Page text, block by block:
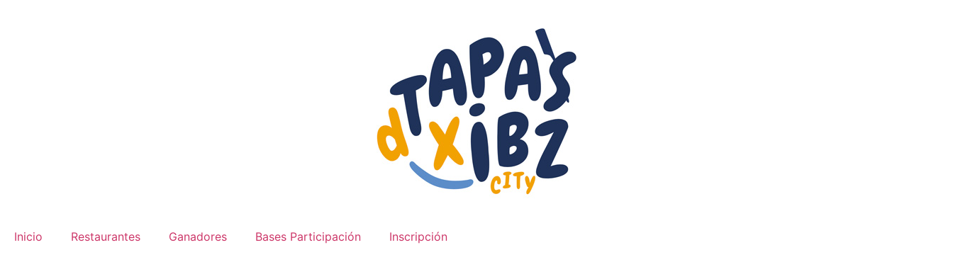
Inicio Restaurantes Ganadores Bases Participación Inscripción